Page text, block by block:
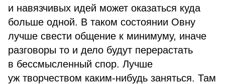
и навязчивых идей может оказаться куда
больше одной. В таком состоянии Овну
лучше свести общение к минимуму, иначе
разговоры то и дело будут перерастать
в бессмысленный спор. Лучше
уж творчеством каким-нибудь заняться. Там